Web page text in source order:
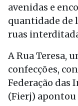
avenidas e
quantidade de
ruas
A Rua Teresa,
confecções,
Federação das
(Fierj) apontou